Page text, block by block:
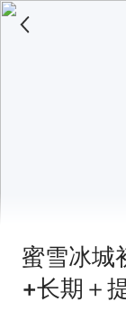
蜜雪冰城
+长期＋